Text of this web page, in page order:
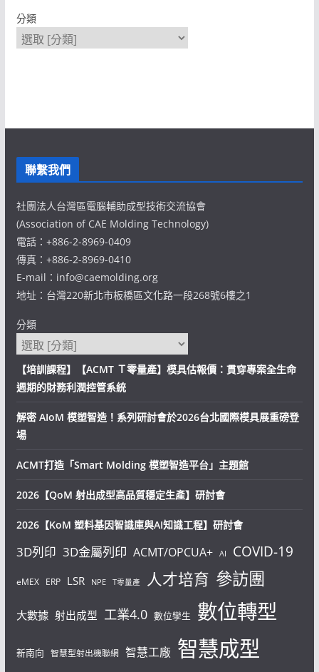
分類
聯繫我們
社團法人台灣區電腦輔助成型技術交流協會
(Association of CAE Molding Technology)
電話：+886-2-8969-0409
傳真：+886-2-8969-0410
E-mail：info@caemolding.org
地址：台灣220新北市板橋區文化路一段268號6樓之1
分類
【培訓課程】【ACMT Ｔ零量產】模具估報價：貫穿專案全生命
週期的財務利潤控管系統
解密 AIoM 模塑智造！系列研討會於2026台北國際模具展重磅登
場
ACMT打造「Smart Molding 模塑智造平台」主題館
2026【QoM 射出成型高品質穩定生產】研討會
2026【KoM 塑料基因智識庫與AI知識工程】研討會
3D列印 3D金屬列印 ACMT/OPCUA+ AI COVID-19
eMEX ERP LSR NPE T零量產 人才培育 參訪團
大數據 射出成型 工業4.0 數位孿生 數位轉型
新南向 智慧型射出機聯網 智慧工廠 智慧成型